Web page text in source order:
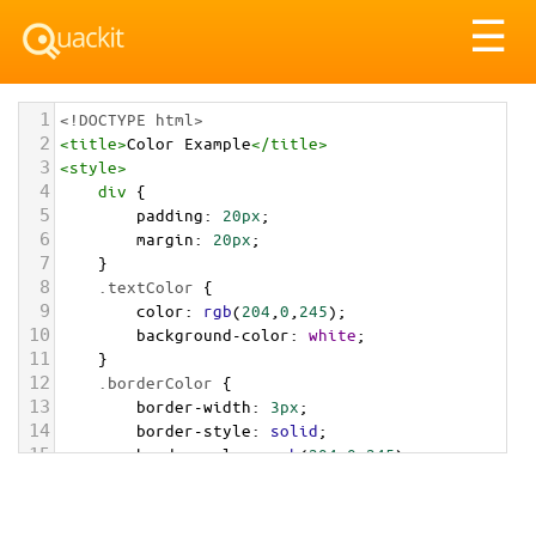
☰
1 <!DOCTYPE html>
2 <title>Color Example</title>
3 <style>
4 div {
5 padding: 20px;
6 margin: 20px;
7 }
8 .textColor {
9 color: rgb(204 0 245);
10 background-color: white;
11 }
12 .borderColor {
13 border-width: 3px;
14 border-style: solid;
15 border-color: rgb(204,0,245);